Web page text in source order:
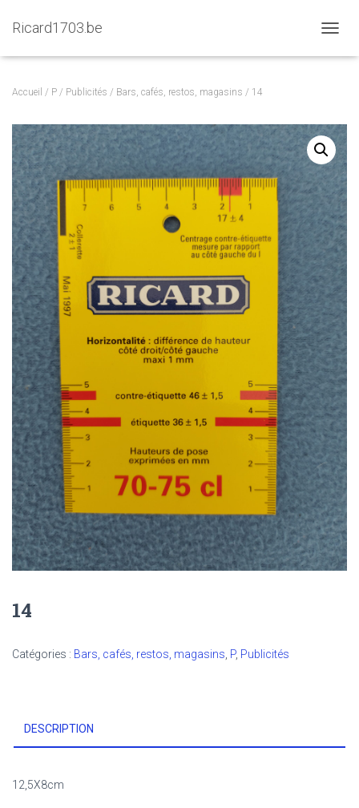
Ricard1703.be
É
R
L
A
N
A
G
A
I
O
N
Accueil / P / Publicités / Bars, cafés, restos, magasins / 14
14
Catégories : Bars, cafés, restos, magasins, P, Publicités
DESCRIPTION
12,5X8cm